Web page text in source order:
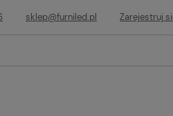
sklep@furniled.pl Zarejestruj